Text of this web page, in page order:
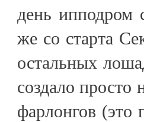
день ипподром
же со старта
остальных
создало
фарлонгов (это